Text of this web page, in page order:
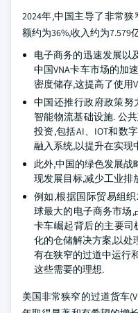
2024年,中国主导了非常
额约为36%,收入约为7.579
电子商务的迅速发展以
中国VNA卡车市场的加
密度储存,这提高了使用
中国还推行政府政策努
智能物流基础设施. 公
投资,包括AI、IOT和数
融入系统,以提升在实现
此外,中国的绿色发展战
现发展目标,减少工业排
例如,根据国际贸易组
球最大的电子商务市场,
卡车崛起背后的主要司
化的仓储解决方案,以处
有在狭窄的过道中运行
这些需要的理想.
美国非常狭窄的过道货车